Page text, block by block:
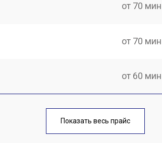
от 70 мин
от 70 мин
от 60 мин
от 70 мин
Показать весь прайс